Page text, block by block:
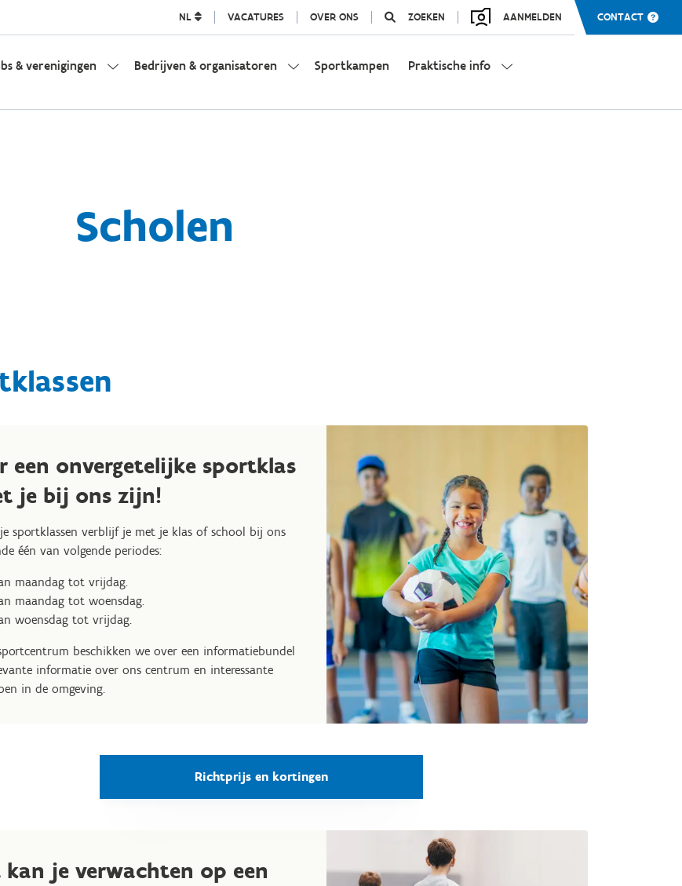
NL VACATURES OVER ONS ZOEKEN AANMELDEN CONTACT
& verenigingen Bedrijven & organisatoren Sportkampen Praktische info
Scholen
een onvergetelijke sportklas
je bij ons zijn!
sportklassen verblijf je met je klas of school bij ons
één van volgende periodes:
maandag tot vrijdag.
maandag tot woensdag.
woensdag tot vrijdag.
beschikken we over een informatiebundel
informatie over ons centrum en interessante
in de omgeving.
Richtprijs en kortingen
kan je verwachten op een